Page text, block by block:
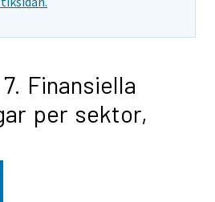
Finansiella
per sektor,